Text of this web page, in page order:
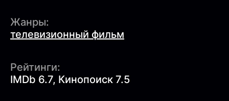
Жанры:
телевизионный фильм
Рейтинги:
IMDb 6.7, Кинопоиск 7.5